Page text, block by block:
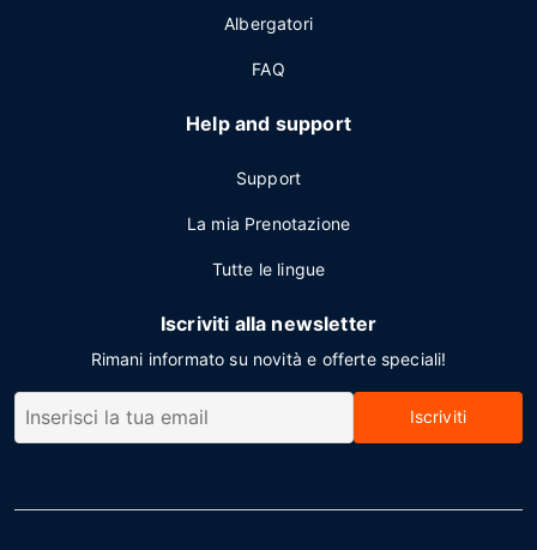
Albergatori
FAQ
Help and support
Support
La mia Prenotazione
Tutte le lingue
Iscriviti alla newsletter
Rimani informato su novità e offerte speciali!
Iscriviti